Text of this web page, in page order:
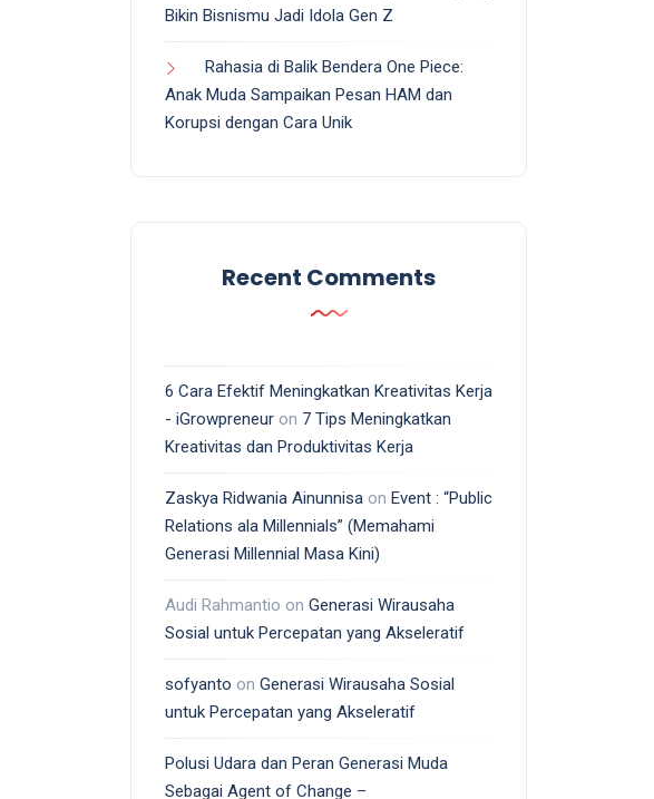
Bikin Bisnismu Jadi Idola Gen Z
Rahasia di Balik Bendera One Piece:
Anak Muda Sampaikan Pesan HAM dan
Korupsi dengan Cara Unik
Recent Comments
6 Cara Efektif Meningkatkan Kreativitas Kerja
- iGrowpreneur on 7 Tips Meningkatkan
Kreativitas dan Produktivitas Kerja
Zaskya Ridwania Ainunnisa on Event : “Public
Relations ala Millennials” (Memahami
Generasi Millennial Masa Kini)
Audi Rahmantio on Generasi Wirausaha
Sosial untuk Percepatan yang Akseleratif
sofyanto on Generasi Wirausaha Sosial
untuk Percepatan yang Akseleratif
Polusi Udara dan Peran Generasi Muda
Sebagai Agent of Change –